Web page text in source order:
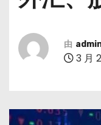
由
3 月